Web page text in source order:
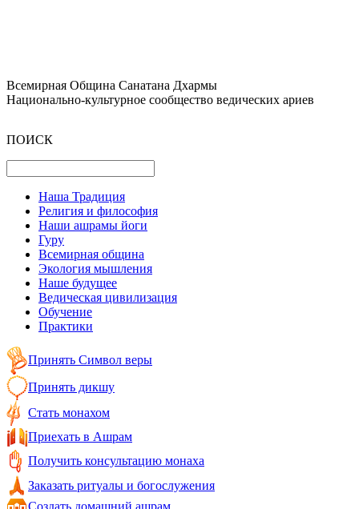
Всемирная Община Санатана Дхармы
Национально-культурное сообщество ведических ариев
ПОИСК
Наша Традиция
Религия и философия
Наши ашрамы йоги
Гуру
Всемирная община
Экология мышления
Наше будущее
Ведическая цивилизация
Обучение
Практики
Принять Символ веры
Принять дикшу
Стать монахом
Приехать в Ашрам
Получить консультацию монаха
Заказать ритуалы и богослужения
Создать домашний ашрам